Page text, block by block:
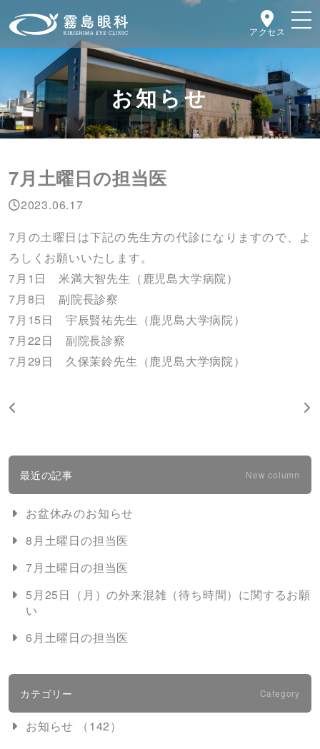
アクセス
お知らせ
7月土曜日の担当医
2023.06.17
7月の土曜日は下記の先生方の代診になりますので、よ
ろしくお願いいたします。
7月1日 米満大智先生（鹿児島大学病院）
7月8日 副院長診察
7月15日 宇辰賢祐先生（鹿児島大学病院）
7月22日 副院長診察
7月29日 久保茉鈴先生（鹿児島大学病院）
最近の記事 New column
お盆休みのお知らせ
8月土曜日の担当医
7月土曜日の担当医
5月25日（月）の外来混雑（待ち時間）に関するお願
い
6月土曜日の担当医
カテゴリー Category
お知らせ （142）